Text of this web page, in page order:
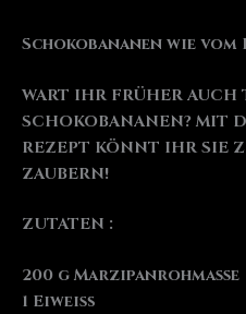
Schokobananen wie vom
WART IHR FRÜHER
SCHOKOBANANEN? MIT
REZEPT KÖNNT IHR SIE
ZAUBERN!
ZUTATEN :
200 g Marzipanrohmasse
1 Eiweiß